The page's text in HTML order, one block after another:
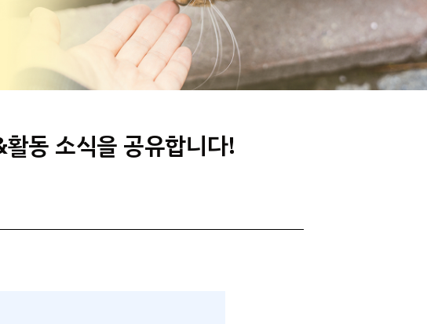
동 소식을 공유합니다!